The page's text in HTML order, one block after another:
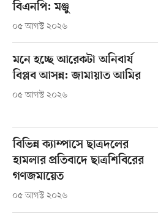
বিএনপি: মঞ্জু
০৫ আগস্ট ২০২৬
মনে হচ্ছে আরেকটা অনিবার্য
বিপ্লব আসন্ন: জামায়াত আমির
০৫ আগস্ট ২০২৬
বিভিন্ন ক্যাম্পাসে ছাত্রদলের
হামলার প্রতিবাদে ছাত্রশিবিরের
গণজমায়েত
০৫ আগস্ট ২০২৬